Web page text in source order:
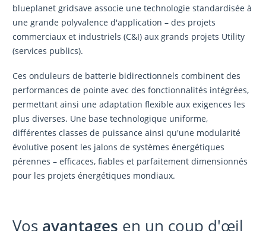
blueplanet gridsave associe une technologie standardisée à
une grande polyvalence d'application – des projets
commerciaux et industriels (C&I) aux grands projets Utility
(services publics).
Ces onduleurs de batterie bidirectionnels combinent des
performances de pointe avec des fonctionnalités intégrées,
permettant ainsi une adaptation flexible aux exigences les
plus diverses. Une base technologique uniforme,
différentes classes de puissance ainsi qu'une modularité
évolutive posent les jalons de systèmes énergétiques
pérennes – efficaces, fiables et parfaitement dimensionnés
pour les projets énergétiques mondiaux.
Vos avantages en un coup d'œil